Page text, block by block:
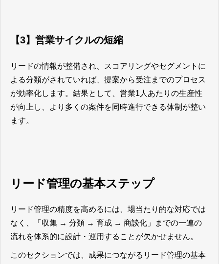
【3】営業サイクルの短縮
リードの情報が整備され、スコアリングやセグメントに
よる分類がされていれば、提案から受注までのプロセス
が効率化します。結果として、営業1人あたりの生産性
が向上し、より多くの案件を同時進行できる体制が整い
ます。
リード管理の基本ステップ
リード管理の精度を高めるには、場当たり的な対応では
なく、「収集 → 分類 → 育成 → 商談化」までの一連の
流れを体系的に設計・運用することが欠かせません。
このセクションでは、成果につながるリード管理の基本